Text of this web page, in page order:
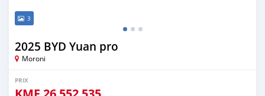
3
2025 BYD Yuan pro
Moroni
PRIX